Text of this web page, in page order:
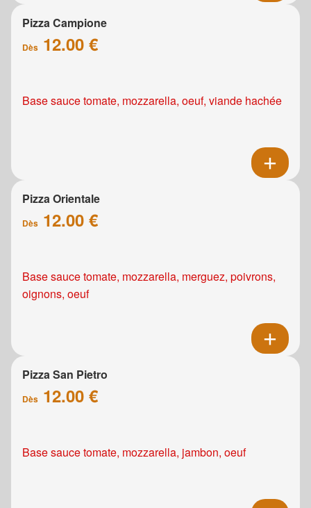
Pizza Campione
Dès 12.00 €
Base sauce tomate, mozzarella, oeuf, viande hachée
Pizza Orientale
Dès 12.00 €
Base sauce tomate, mozzarella, merguez, poivrons,
oignons, oeuf
Pizza San Pietro
Dès 12.00 €
Base sauce tomate, mozzarella, jambon, oeuf